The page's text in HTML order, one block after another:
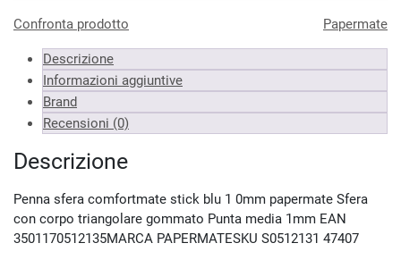
Confronta prodotto Papermate
Descrizione
Informazioni aggiuntive
Brand
Recensioni (0)
Descrizione
Penna sfera comfortmate stick blu 1 0mm papermate Sfera
con corpo triangolare gommato Punta media 1mm EAN
3501170512135MARCA PAPERMATESKU S0512131 47407